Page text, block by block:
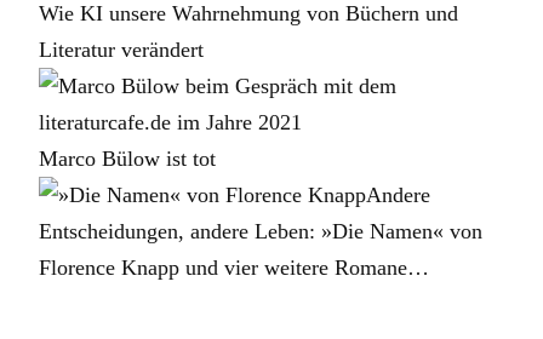
Wie KI unsere Wahrnehmung von Büchern und
Literatur verändert
Marco Bülow ist tot
Andere
Entscheidungen, andere Leben: »Die Namen« von
Florence Knapp und vier weitere Romane…